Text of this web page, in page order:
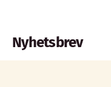
Nyhetsbrev